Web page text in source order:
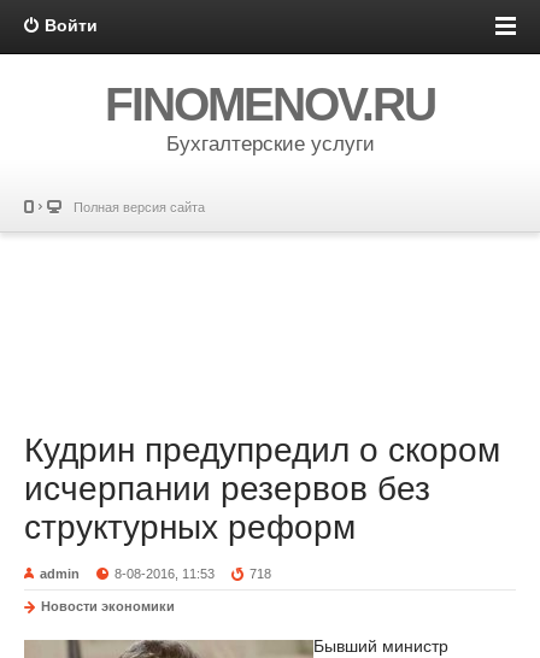
Войти
FINOMENOV.RU
Бухгалтерские услуги
Полная версия сайта
Кудрин предупредил о скором
исчерпании резервов без
структурных реформ
admin 8-08-2016, 11:53 718
Новости экономики
Бывший министр